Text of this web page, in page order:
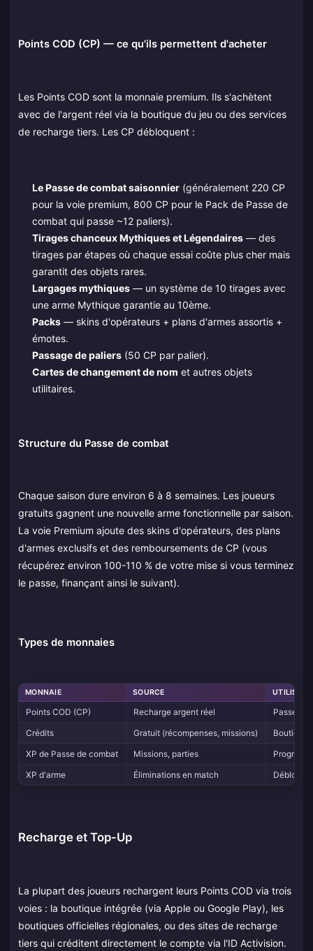
Points COD (CP) — ce qu'ils permettent d'acheter
Les Points COD sont la monnaie premium. Ils s'achètent
avec de l'argent réel via la boutique du jeu ou des services
de recharge tiers. Les CP débloquent :
Le Passe de combat saisonnier(généralement 220 CP
pour la voie premium, 800 CP pour le Pack de Passe de
combat qui passe ~12 paliers).
Tirages chanceux Mythiques et Légendaires— des
tirages par étapes où chaque essai coûte plus cher mais
garantit des objets rares.
Largages mythiques— un système de 10 tirages avec
une arme Mythique garantie au 10ème.
Packs— skins d'opérateurs + plans d'armes assortis +
émotes.
Passage de paliers(50 CP par palier).
Cartes de changement de nom et autres objets
utilitaires.
Structure du Passe de combat
Chaque saison dure environ 6 à 8 semaines. Les joueurs
gratuits gagnent une nouvelle arme fonctionnelle par saison.
La voie Premium ajoute des skins d'opérateurs, des plans
d'armes exclusifs et des remboursements de CP (vous
récupérez environ 100-110 % de votre mise si vous terminez
le passe, finançant ainsi le suivant).
Types de monnaies
MONNAIE SOURCE
Points COD (CP) Recharge argent réel
Passe de
Crédits
Gratuit (récompenses, missions)
Boutique
XP de Passe de combat
Missions, parties
XP d'arme
Éliminations en match
Recharge et Top-Up
La plupart des joueurs rechargent leurs Points COD via trois
voies : la boutique intégrée (via Apple ou Google Play), les
boutiques officielles régionales, ou des sites de recharge
tiers qui créditent directement le compte via l'ID Activision.